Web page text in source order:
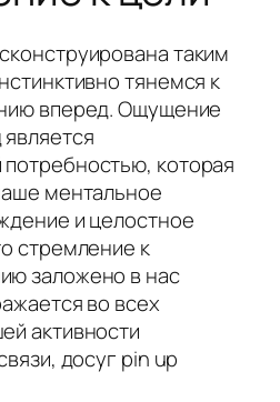
таким
тянемся к
вперед. Ощущение
которая
ментальное
и целостное
стремление к
заложено в нас
во всех
активности
досуг pin up